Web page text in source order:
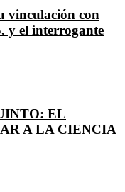
vinculación con
y el interrogante
EL
A LA CIENCIA